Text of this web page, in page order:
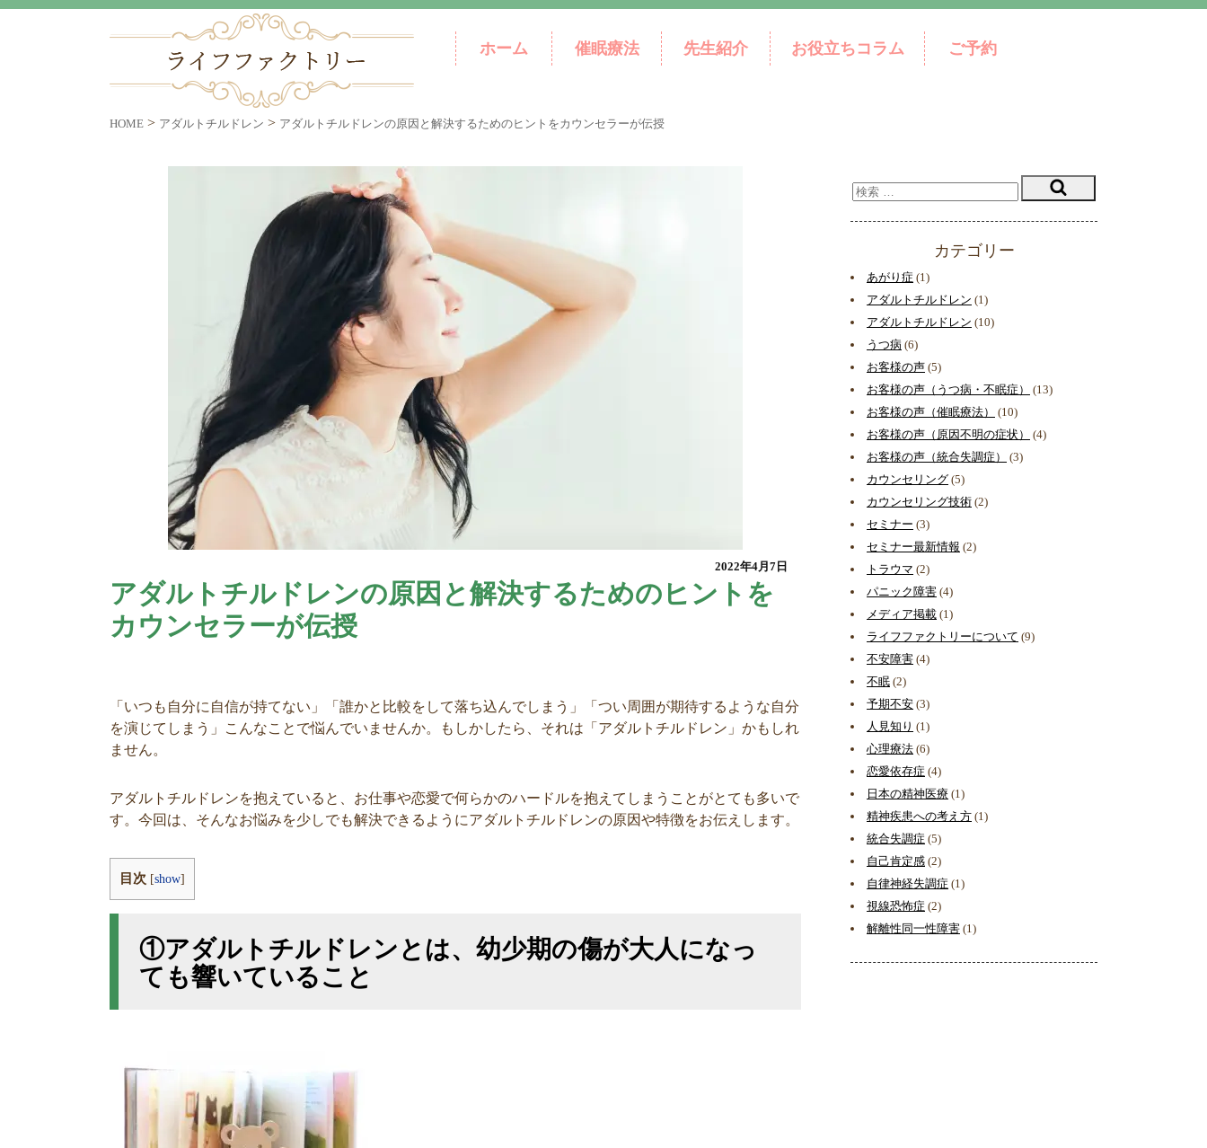
ホーム 催眠療法 先生紹介 お役立ちコラム ご予約
HOME > アダルトチルドレン > アダルトチルドレンの原因と解決するためのヒントをカウンセラーが伝授
2022年4月7日
アダルトチルドレンの原因と解決するためのヒントを
カウンセラーが伝授
「いつも自分に自信が持てない」「誰かと比較をして落ち込んでしまう」「つい周囲が期待するような自分
を演じてしまう」こんなことで悩んでいませんか。もしかしたら、それは「アダルトチルドレン」かもしれ
ません。
アダルトチルドレンを抱えていると、お仕事や恋愛で何らかのハードルを抱えてしまうことがとても多いで
す。今回は、そんなお悩みを少しでも解決できるようにアダルトチルドレンの原因や特徴をお伝えします。
目次 [show]
①アダルトチルドレンとは、幼少期の傷が大人になっ
ても響いていること
カテゴリー
あがり症 (1)
アダルトチルドレン (1)
アダルトチルドレン (10)
うつ病 (6)
お客様の声 (5)
お客様の声（うつ病・不眠症）
(13)
お客様の声（催眠療法）
(10)
お客様の声（原因不明の症状）
(4)
お客様の声（統合失調症）
(3)
カウンセリング (5)
カウンセリング技術 (2)
セミナー (3)
セミナー最新情報 (2)
トラウマ (2)
パニック障害 (4)
メディア掲載 (1)
ライフファクトリーについて (9)
不安障害 (4)
不眠 (2)
予期不安 (3)
人見知り (1)
心理療法 (6)
恋愛依存症 (4)
日本の精神医療 (1)
精神疾患への考え方 (1)
統合失調症 (5)
自己肯定感 (2)
自律神経失調症 (1)
視線恐怖症 (2)
解離性同一性障害 (1)